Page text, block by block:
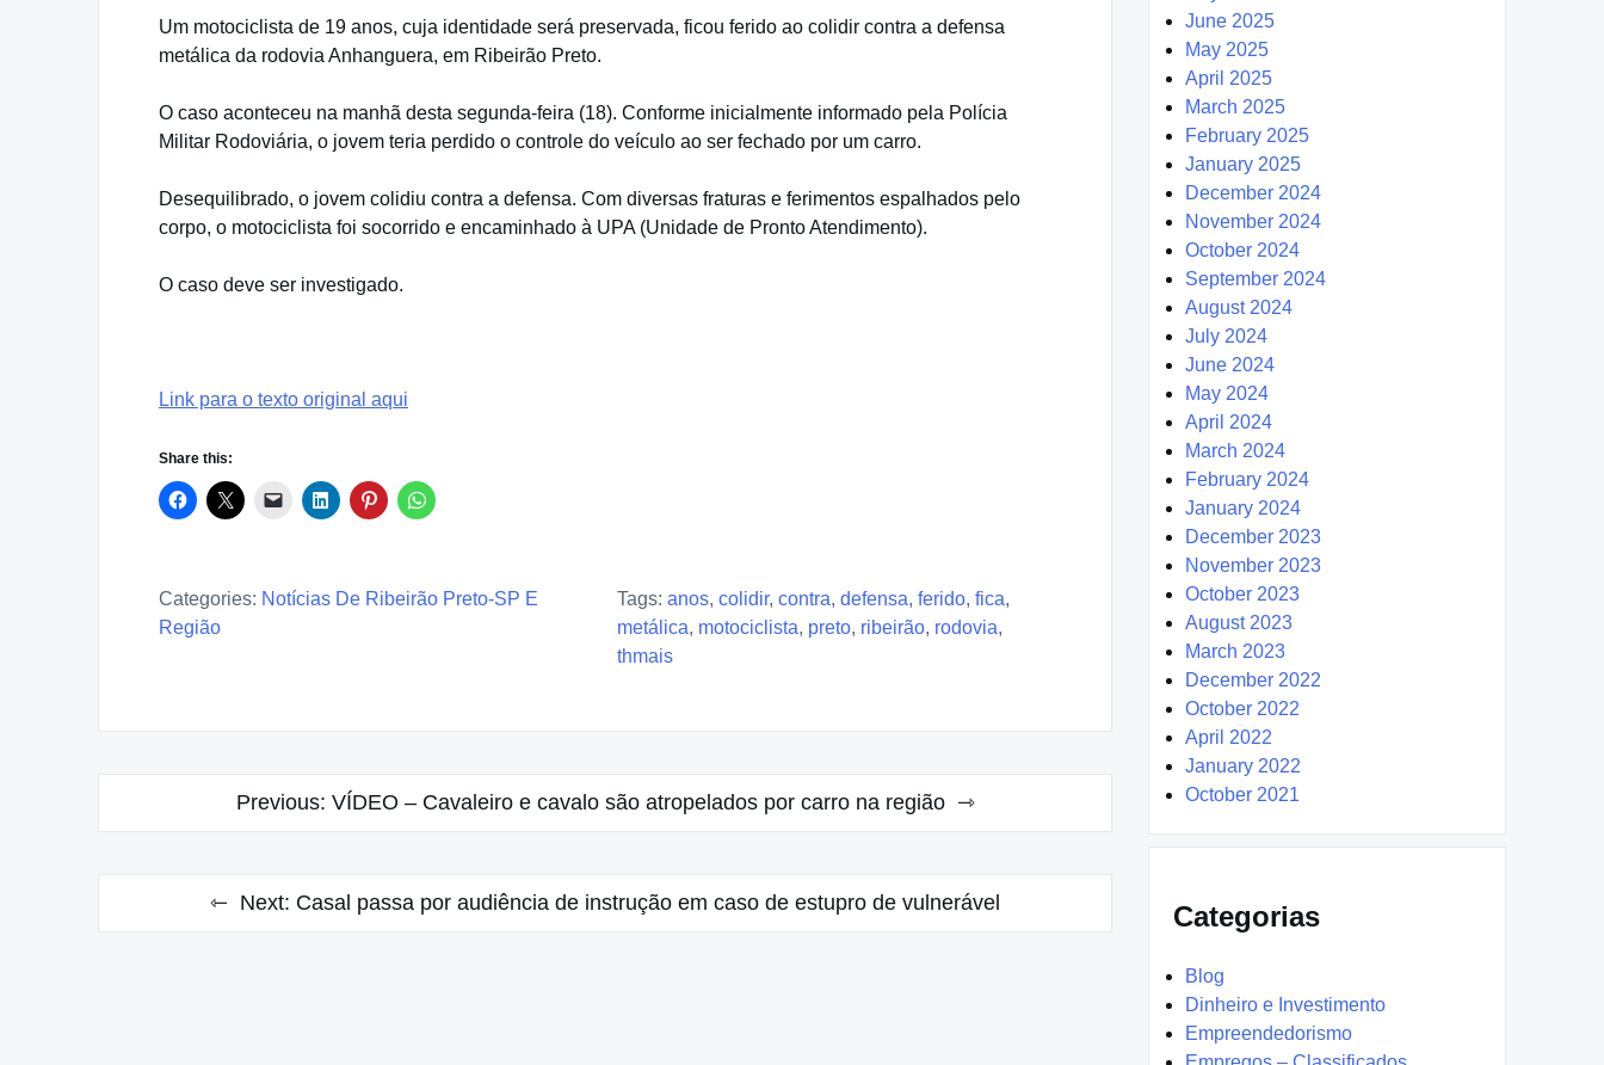
Um motociclista de 19 anos, cuja identidade será preservada, ficou ferido ao colidir contra a defensa
metálica da rodovia Anhanguera, em Ribeirão Preto.
O caso aconteceu na manhã desta segunda-feira (18). Conforme inicialmente informado pela Polícia
Militar Rodoviária, o jovem teria perdido o controle do veículo ao ser fechado por um carro.
Desequilibrado, o jovem colidiu contra a defensa. Com diversas fraturas e ferimentos espalhados pelo
corpo, o motociclista foi socorrido e encaminhado à UPA (Unidade de Pronto Atendimento).
O caso deve ser investigado.
Link para o texto original aqui
Share this:
Categories: Notícias De Ribeirão Preto-SP E
Região
Tags: anos, colidir, contra, defensa, ferido, fica,
metálica, motociclista, preto, ribeirão, rodovia,
thmais
Previous: VÍDEO – Cavaleiro e cavalo são atropelados por carro na região
Next: Casal passa por audiência de instrução em caso de estupro de vulnerável
June 2025
May 2025
April 2025
March 2025
February 2025
January 2025
December 2024
November 2024
October 2024
September 2024
August 2024
July 2024
June 2024
May 2024
April 2024
March 2024
February 2024
January 2024
December 2023
November 2023
October 2023
August 2023
March 2023
December 2022
October 2022
April 2022
January 2022
October 2021
Categorias
Blog
Dinheiro e Investimento
Empreendedorismo